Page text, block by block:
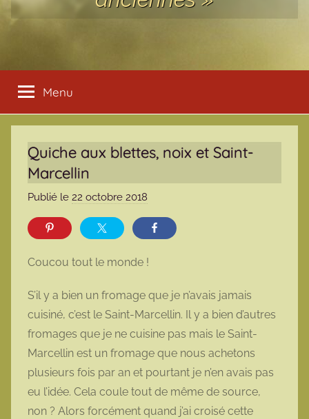
Menu
Quiche aux blettes, noix et Saint-
Marcellin
Publié le 22 octobre 2018
a
a
m
o
t
t
e
Coucou tout le monde !
S’il y a bien un fromage que je n’avais jamais
cuisiné, c’est le Saint-Marcellin. Il y a bien d’autres
fromages que je ne cuisine pas mais le Saint-
Marcellin est un fromage que nous achetons
plusieurs fois par an et pourtant je n’en avais pas
eu l’idée. Cela coule tout de même de source,
non ? Alors forcément quand j’ai croisé cette